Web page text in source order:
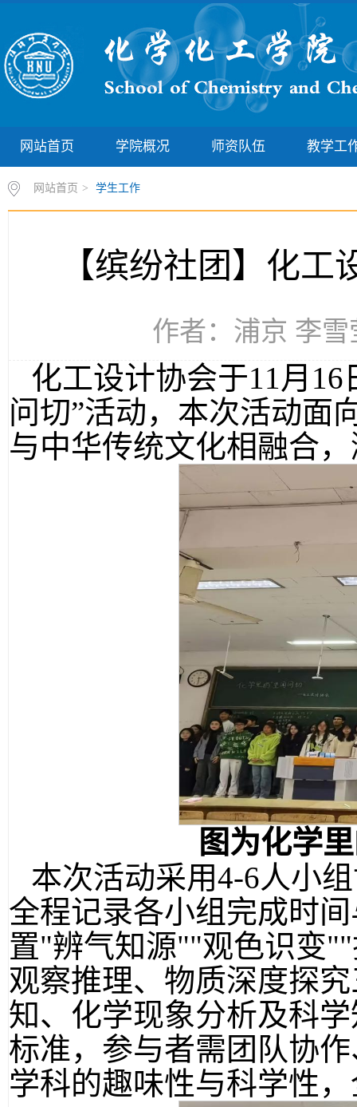
网站首页 学院概况 师资队伍 教学工
网站首页 > 学生工作
【缤纷社团】化
作者：浦京 李雪
化工设计协会于11月
问切”活动，本次活动面
与中华传统文化相融合
图为化学
本次活动采用4-6人小
全程记录各小组完成时
置"辨气知源""观色识变
观察推理、物质深度探
知、化学现象分析及科
标准，参与者需团队协
学科的趣味性与科学性